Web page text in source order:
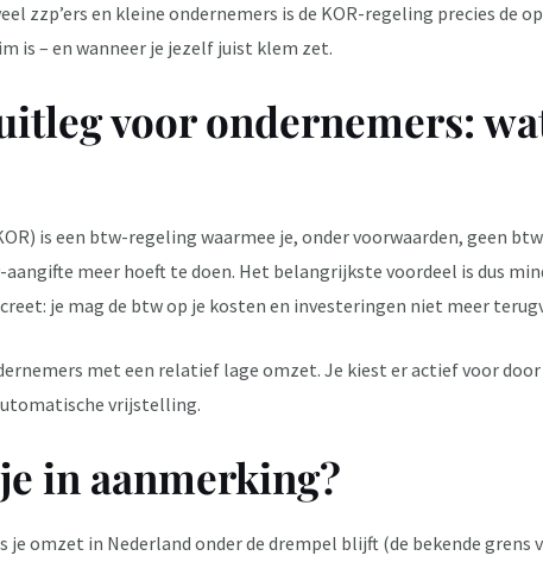
zzp’ers en kleine ondernemers is de KOR-regeling precies de
is – en wanneer je jezelf juist klem zet.
voor ondernemers:
is een btw-regeling waarmee je, onder voorwaarden, geen
meer hoeft te doen. Het belangrijkste voordeel is dus
je mag de btw op je kosten en investeringen niet meer
met een relatief lage omzet. Je kiest er actief voor
vrijstelling.
in aanmerking?
je omzet in Nederland onder de drempel blijft (de bekende grens